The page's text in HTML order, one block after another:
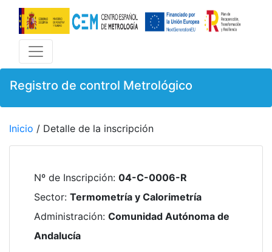
Registro de control Metrológico
Inicio / Detalle de la inscripción
Nº de Inscripción: 04-C-0006-R
Sector: Termometría y Calorimetría
Administración: Comunidad Autónoma de
Andalucía